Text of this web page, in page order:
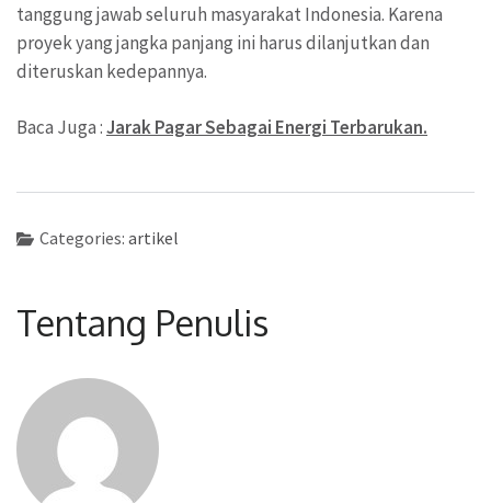
tanggung jawab seluruh masyarakat Indonesia. Karena
proyek yang jangka panjang ini harus dilanjutkan dan
diteruskan kedepannya.
Baca Juga :Jarak Pagar Sebagai Energi Terbarukan.
Categories: artikel
Tentang Penulis